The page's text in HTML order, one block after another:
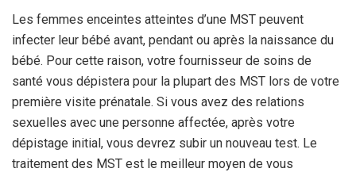
Les femmes enceintes atteintes d’une MST peuvent
infecter leur bébé avant, pendant ou après la naissance du
bébé. Pour cette raison, votre fournisseur de soins de
santé vous dépistera pour la plupart des MST lors de votre
première visite prénatale. Si vous avez des relations
sexuelles avec une personne affectée, après votre
dépistage initial, vous devrez subir un nouveau test. Le
traitement des MST est le meilleur moyen de vous